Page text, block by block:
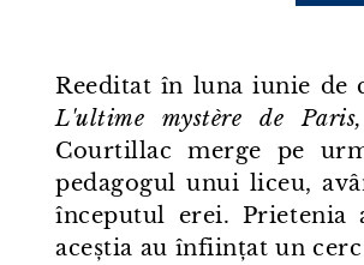
Reeditat în luna iunie de
L'ultime mystère de Paris,
Courtillac merge pe
pedagogul unui liceu,
începutul erei. Prietenia
aceștia au înființat un